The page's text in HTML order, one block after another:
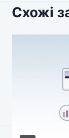
Схожі